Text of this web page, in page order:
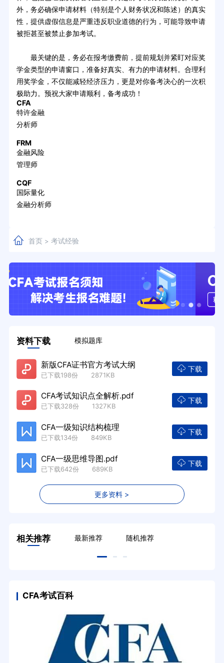
外，务必确保申请材料（特别是个人财务状况和陈述）的真实
性，提供虚假信息是严重违反职业道德的行为，可能导致申请
被拒甚至被禁止参加考试。
最关键的是，务必在报考缴费前，提前规划并紧盯对应奖
学金类型的申请窗口，准备好真实、有力的申请材料。合理利
用奖学金，不仅能减轻经济压力，更是对你备考决心的一次积
极助力。预祝大家申请顺利，备考成功！
CFA
特许金融
分析师
FRM
金融风险
管理师
CQF
国际量化
金融分析师
首页> 考试经验
资料下载 模拟题库
新版CFA证书官方考试大纲
已下载198份 2871KB
下载
CFA考试知识点全解析.pdf
已下载328份 1327KB
下载
CFA一级知识结构梳理
已下载134份 849KB
下载
CFA一级思维导图.pdf
已下载642份 689KB
下载
更多资料 >
相关推荐 最新推荐 随机推荐
CFA考试百科